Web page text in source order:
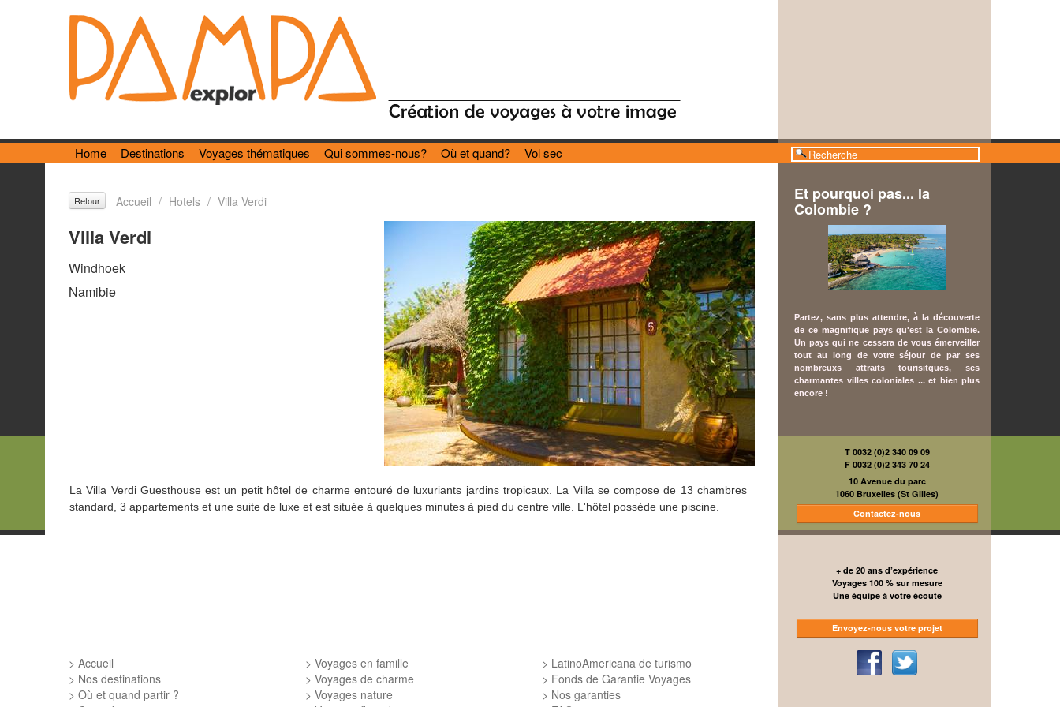
Et pourquoi pas... la
Colombie ?
Partez, sans plus attendre, à la découverte
de ce magnifique pays qu'est la Colombie.
Un pays qui ne cessera de vous émerveiller
tout au long de votre séjour de par ses
nombreuxs attraits tourisitques, ses
charmantes villes coloniales ... et bien plus
encore !
T 0032 (0)2 340 09 09
F 0032 (0)2 343 70 24
10 Avenue du parc
1060 Bruxelles (St Gilles)
Contactez-nous
+ de 20 ans d’expérience
Voyages 100 % sur mesure
Une équipe à votre écoute
Envoyez-nous votre projet
Home Destinations Voyages thématiques Qui sommes-nous? Où et quand? Vol sec
Retour Accueil / Hotels / Villa Verdi
Villa Verdi
Windhoek
Namibie
La Villa Verdi Guesthouseest un petit hôtel de charme entouré de luxuriants jardins tropicaux. La Villa se compose de 13 chambres
standard, 3 appartements et une suite de luxe et est située à quelques minutes à pied du centre ville. L'hôtel possède une piscine.
Accueil
Nos destinations
Où et quand partir ?
Voyages en famille
Voyages de charme
Voyages nature
LatinoAmericana de turismo
Fonds de Garantie Voyages
Nos garanties